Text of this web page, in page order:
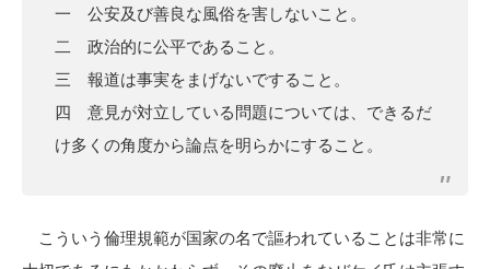
一 公安及び善良な風俗を害しないこと。
二 政治的に公平であること。
三 報道は事実をまげないですること。
四 意見が対立している問題については、できるだ
け多くの角度から論点を明らかにすること。
こういう倫理規範が国家の名で謳われていることは非常に